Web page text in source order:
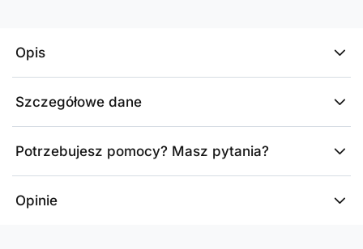
Opis
Szczegółowe dane
Potrzebujesz pomocy? Masz pytania?
Opinie